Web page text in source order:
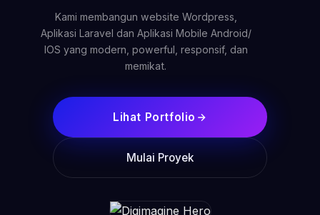
Kami membangun website Wordpress,
Aplikasi Laravel dan Aplikasi Mobile Android/
IOS yang modern, powerful, responsif, dan
memikat.
Lihat Portfolio
Mulai Proyek